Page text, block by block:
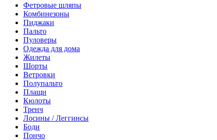
Фетровые шляпы
Комбинезоны
Пиджаки
Пальто
Пуловеры
Одежда для дома
Жилеты
Шорты
Ветровки
Полупальто
Плащи
Кюлоты
Тренч
Лосины / Леггинсы
Боди
Пончо